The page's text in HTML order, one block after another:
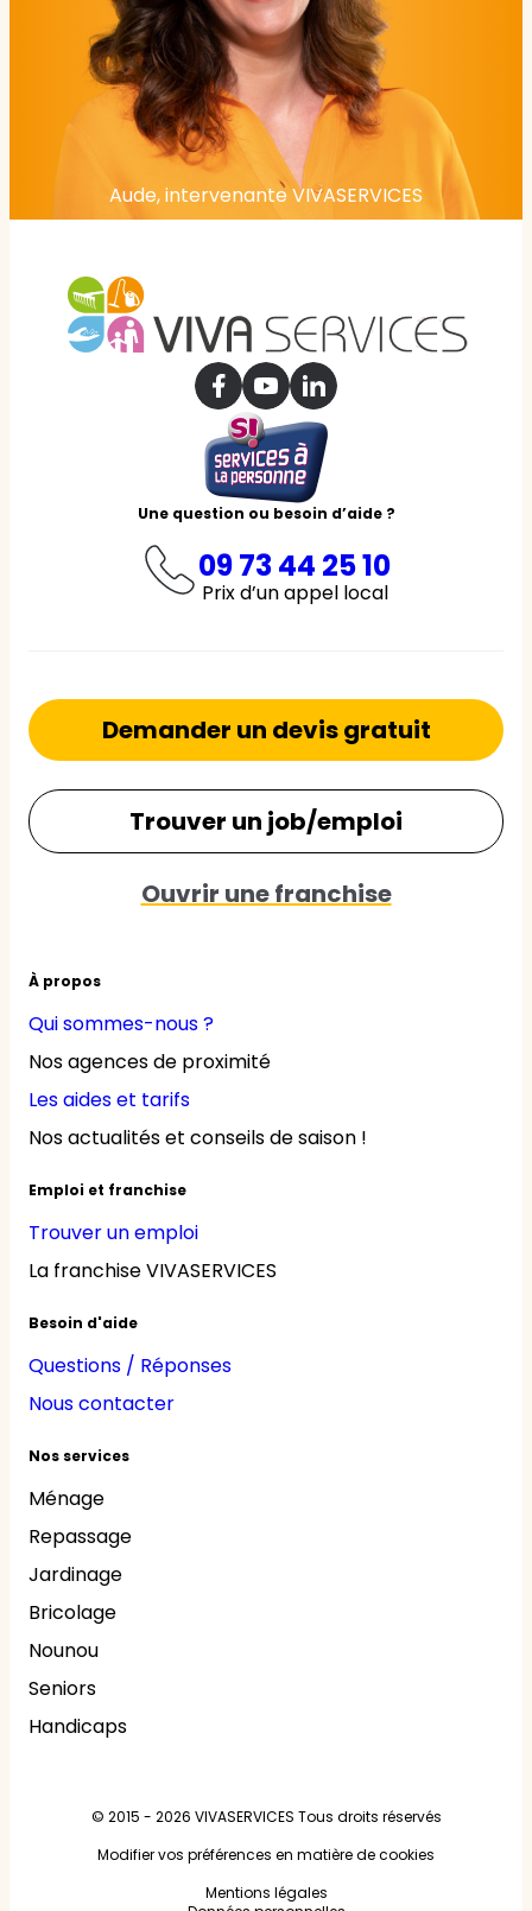
Aude, intervenante VIVASERVICES
Une question ou besoin d’aide ?
09 73 44 25 10
Prix d’un appel local
À propos
Qui sommes-nous ?
Nos agences de proximité
Les aides et tarifs
Nos actualités et conseils de saison !
Emploi et franchise
Trouver un emploi
La franchise VIVASERVICES
Besoin d'aide
Questions / Réponses
Nous contacter
Nos services
Ménage
Repassage
Jardinage
Bricolage
Nounou
Seniors
Handicaps
Demander un devis gratuit
Trouver un job/emploi
Ouvrir une franchise
© 2015 - 2026 VIVASERVICES Tous droits réservés
Modifier vos préférences en matière de cookies
Mentions légales